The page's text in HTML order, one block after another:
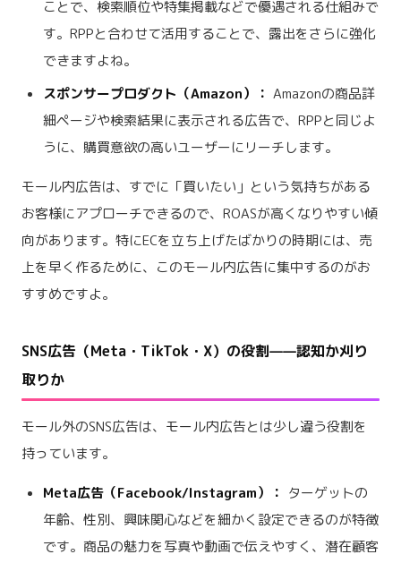
ことで、検索順位や特集掲載などで優遇される仕組みで
す。RPPと合わせて活用することで、露出をさらに強化
できますよね。
スポンサープロダクト（Amazon）： Amazonの商品詳
細ページや検索結果に表示される広告で、RPPと同じよ
うに、購買意欲の高いユーザーにリーチします。
モール内広告は、すでに「買いたい」という気持ちがある
お客様にアプローチできるので、ROASが高くなりやすい傾
向があります。特にECを立ち上げたばかりの時期には、売
上を早く作るために、このモール内広告に集中するのがお
すすめですよ。
SNS広告（Meta・TikTok・X）の役割——認知か刈り
取りか
モール外のSNS広告は、モール内広告とは少し違う役割を
持っています。
Meta広告（Facebook/Instagram）： ターゲットの
年齢、性別、興味関心などを細かく設定できるのが特徴
です。商品の魅力を写真や動画で伝えやすく、潜在顧客